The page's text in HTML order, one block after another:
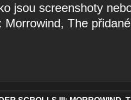
jsou screenshoty
Morrowind, The